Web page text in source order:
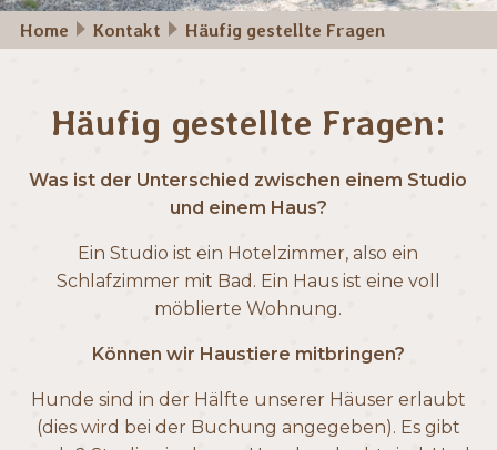
Home Kontakt Häufig gestellte Fragen
Häufig gestellte Fragen:
Was ist der Unterschied zwischen einem Studio
und einem Haus?
Ein Studio ist ein Hotelzimmer, also ein
Schlafzimmer mit Bad. Ein Haus ist eine voll
möblierte Wohnung.
Können wir Haustiere mitbringen?
Hunde sind in der Hälfte unserer Häuser erlaubt
(dies wird bei der Buchung angegeben). Es gibt